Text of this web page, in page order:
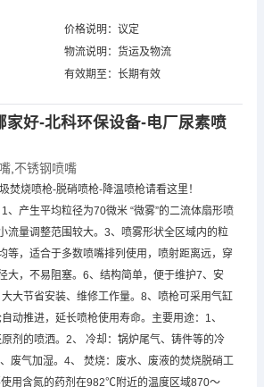
价格说明：议定
物流说明：货运及物流
有效期至：长期有效
家好-北科环保设备-电厂尿素喷
不锈钢喷嘴
硝喷枪-降温喷枪请看这里！
产生平均粒径为70微米 “微雾”的二流体扇形喷
流量调整范围较大。3、喷雾形状全区域内的粒
等，适合于多数喷嘴排列使用，喷射距离远，穿
大，不易阻塞。6、结构简单，便于维护7、安
大节省安装、维修工作量。8、喷枪可采用气缸
动推进，延长喷枪使用寿命。主要用途：1、
剂的喷洒。2、 冷却：锅炉尾气、铸件等的冷
废气加湿。4、 焚烧：废水、废液的焚烧脱硝工
用含氮的药剂在982℃附近的温度区域870～